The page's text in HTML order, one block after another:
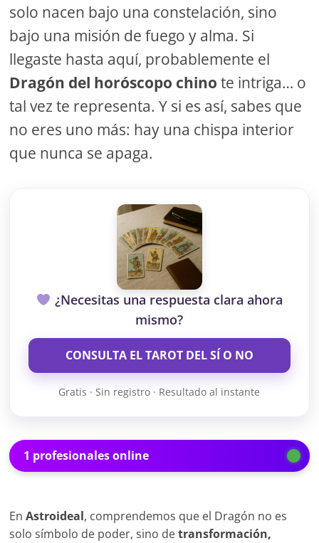
solo nacen bajo una constelación, sino
bajo una misión de fuego y alma. Si
llegaste hasta aquí, probablemente el
Dragón del horóscopo chino te intriga… o
tal vez te representa. Y si es así, sabes que
no eres uno más: hay una chispa interior
que nunca se apaga.
¿Necesitas una respuesta clara ahora
mismo?
CONSULTA EL TAROT DEL SÍ O NO
Gratis · Sin registro · Resultado al instante
1 profesionales online
EnAstroideal, comprendemos que el Dragón no es
solo símbolo de poder, sino detransformación,